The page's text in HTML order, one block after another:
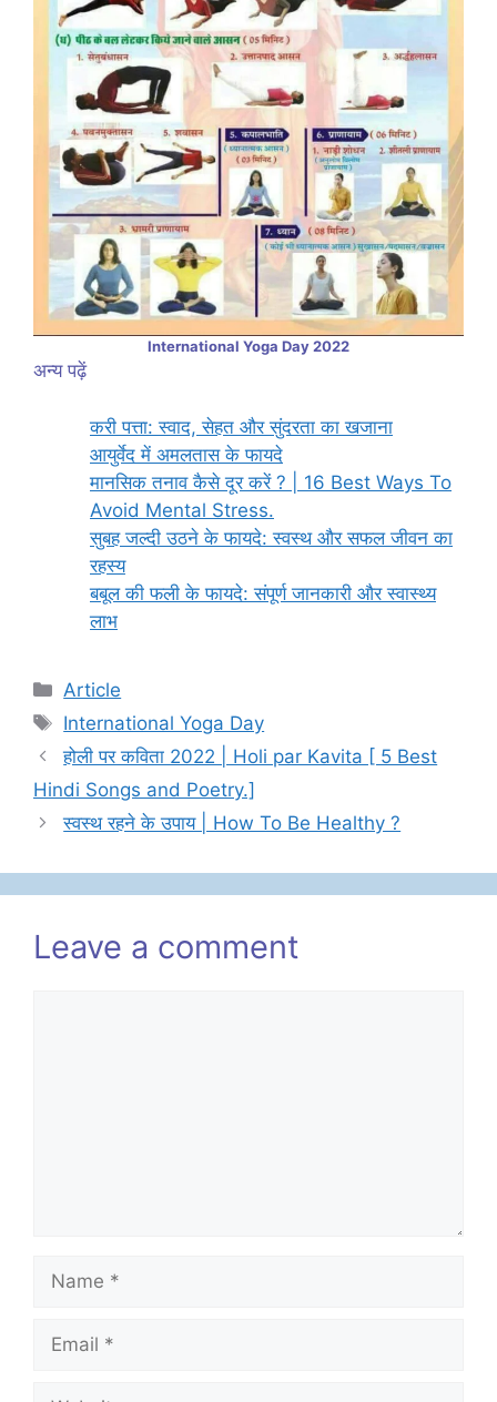
International Yoga Day 2022
अन्य पढ़ें
करी पत्ता: स्वाद, सेहत और सुंदरता का खजाना
आयुर्वेद में अमलतास के फायदे
मानसिक तनाव कैसे दूर करें ? | 16 Best Ways To
Avoid Mental Stress.
सुबह जल्दी उठने के फायदे: स्वस्थ और सफल जीवन का
रहस्य
बबूल की फली के फायदे: संपूर्ण जानकारी और स्वास्थ्य
लाभ
Categories
Article
Tags
International Yoga Day
होली पर कविता 2022 | Holi par Kavita [ 5 Best
Hindi Songs and Poetry.]
स्वस्थ रहने के उपाय | How To Be Healthy ?
Leave a comment